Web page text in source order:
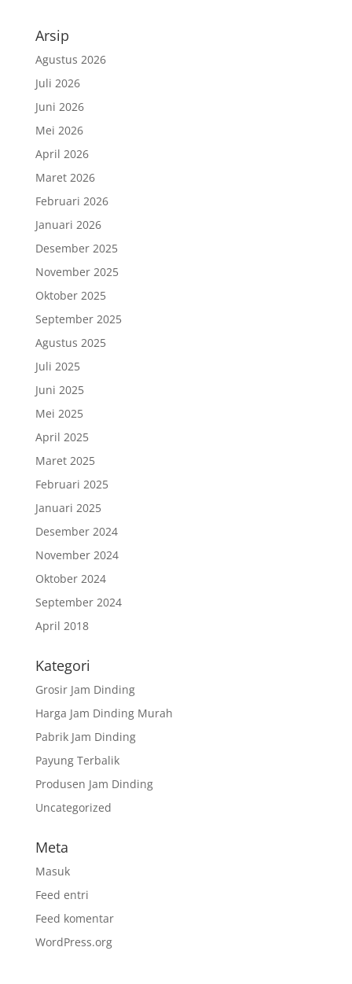
Arsip
Agustus 2026
Juli 2026
Juni 2026
Mei 2026
April 2026
Maret 2026
Februari 2026
Januari 2026
Desember 2025
November 2025
Oktober 2025
September 2025
Agustus 2025
Juli 2025
Juni 2025
Mei 2025
April 2025
Maret 2025
Februari 2025
Januari 2025
Desember 2024
November 2024
Oktober 2024
September 2024
April 2018
Kategori
Grosir Jam Dinding
Harga Jam Dinding Murah
Pabrik Jam Dinding
Payung Terbalik
Produsen Jam Dinding
Uncategorized
Meta
Masuk
Feed entri
Feed komentar
WordPress.org